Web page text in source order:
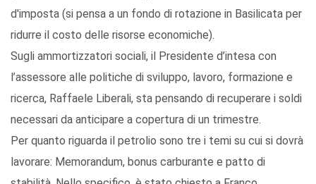
d'imposta (si pensa a un fondo di rotazione in Basilicata per
ridurre il costo delle risorse economiche).
Sugli ammortizzatori sociali, il Presidente d’intesa con
l’assessore alle politiche di sviluppo, lavoro, formazione e
ricerca, Raffaele Liberali, sta pensando di recuperare i soldi
necessari da anticipare a copertura di un trimestre.
Per quanto riguarda il petrolio sono tre i temi su cui si dovrà
lavorare: Memorandum, bonus carburante e patto di